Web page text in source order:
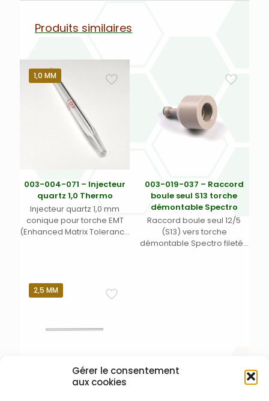
Gérer le consentement
aux cookies
Produits similaires
1,0 MM
003-004-071 – Injecteur
quartz 1,0 Thermo
Injecteur quartz 1,0 mm
conique pour torche EMT
(Enhanced Matrix Tolerance
003-019-037 – Raccord
boule seul S13 torche
démontable Spectro
Raccord boule seul 12/5
(S13) vers torche
démontable Spectro filetée
2,5 MM